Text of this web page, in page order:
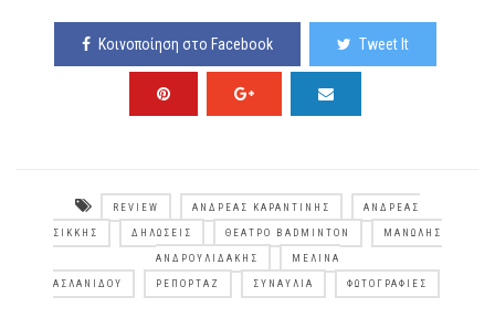
Κοινοποίηση στο Facebook Tweet It
REVIEW ΑΝΔΡΈΑΣ ΚΑΡΑΝΤΊΝΗΣ ΑΝΔΡΈΑΣ
ΣΊΚΚΗΣ ΔΗΛΏΣΕΙΣ ΘΈΑΤΡΟ BADMINTON ΜΑΝΏΛΗΣ
ΑΝΔΡΟΥΛΙΔΆΚΗΣ ΜΕΛΊΝΑ
ΑΣΛΑΝΊΔΟΥ ΡΕΠΟΡΤΆΖ ΣΥΝΑΥΛΊΑ ΦΩΤΟΓΡΑΦΊΕΣ